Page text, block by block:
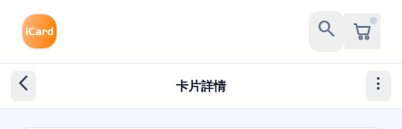
search
arrow_back_ios_new 卡片詳情 more_vert